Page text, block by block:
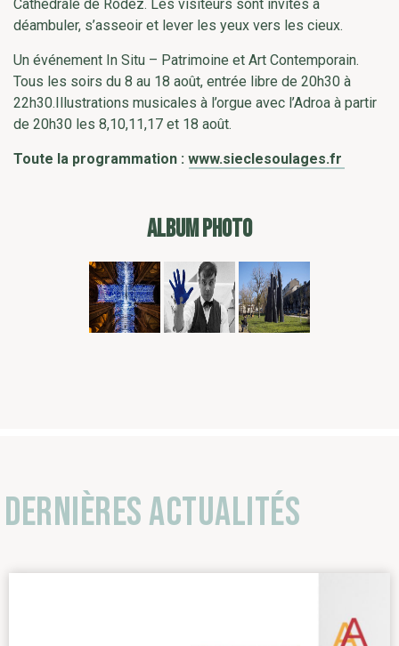
Cathédrale de Rodez. Les visiteurs sont invités à
déambuler, s’asseoir et lever les yeux vers les cieux.
Un événement In Situ – Patrimoine et Art Contemporain.
Tous les soirs du 8 au 18 août, entrée libre de 20h30 à
22h30.Illustrations musicales à l’orgue avec l’Adroa à partir
de 20h30 les 8,10,11,17 et 18 août.
Toute la programmation : www.sieclesoulages.fr
ALBUM PHOTO
Dernières actualités